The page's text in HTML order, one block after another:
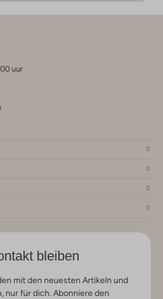
uur
bleiben
mit den neuesten Artikeln und
nur für dich. Abonniere den